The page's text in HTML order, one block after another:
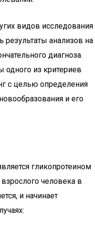
видов исследования
анализов на
диагноза.
одного из критериев
с целью определения
и его
гликопротеином
человека в
и начинает